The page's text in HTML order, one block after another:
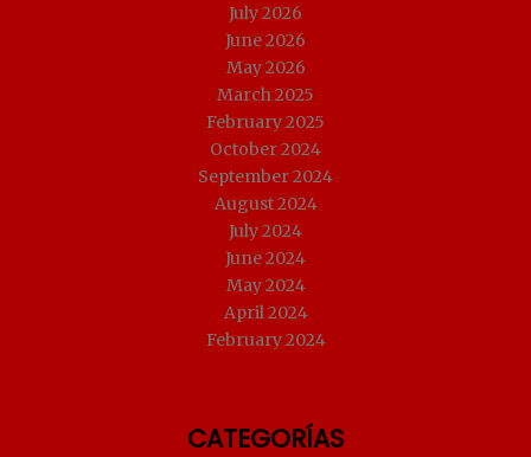
July 2026
June 2026
May 2026
March 2025
February 2025
October 2024
September 2024
August 2024
July 2024
June 2024
May 2024
April 2024
February 2024
CATEGORÍAS